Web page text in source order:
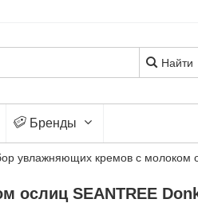
Найти
Бренды
увлажняющих кремов с молоком
SEANTREE